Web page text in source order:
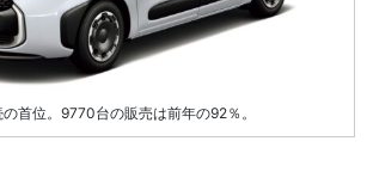
首位。9770台の販売は前年の92％。